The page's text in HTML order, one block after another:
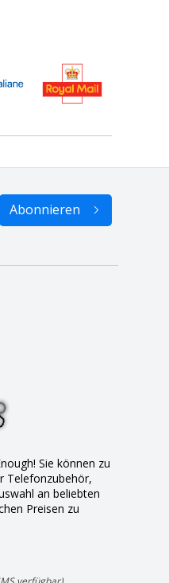
Abonnieren
Sie können zu
Telefonzubehör,
an beliebten
Preisen zu